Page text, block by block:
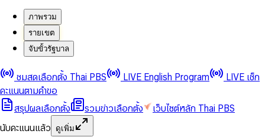
ภาพรวม
รายเขต
จับขั้วรัฐบาล
ชมสดเลือกตั้ง Thai PBS LIVE English Program
LIVE เช็ก
คะแนนตามคำขอ
สรุปผลเลือกตั้ง
รวมข่าวเลือกตั้ง
เว็บไซต์หลัก Thai PBS
นับคะแนนแล้ว
ดูเพิ่ม
0
1
2
0
1
2
3
4
5
6
0
1
2
4
60
0
1
3
510
0
2
3
4